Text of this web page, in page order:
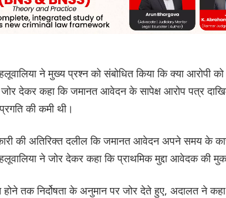
ने मुख्य प्रश्न को संबोधित किया कि क्या आरोपी
देकर कहा कि जमानत आवेदन के सापेक्ष आरोप पत्र
की कमी थी।
की अतिरिक्त दलील कि जमानत आवेदन अपने समय के
ने जोर देकर कहा कि प्राथमिक मुद्दा आवेदक की
होने तक निर्दोषता के अनुमान पर जोर देते हुए, अदालत ने